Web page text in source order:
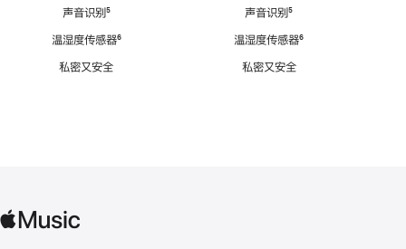
声音识别脚
⁵
温湿度传感器脚
⁶
私密又安全
声音识别脚
⁵
温湿度传感器脚
⁶
私密又安全